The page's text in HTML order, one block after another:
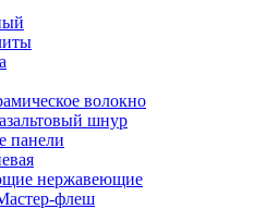
волокно
шнур
панели
нержавеющие
флеш